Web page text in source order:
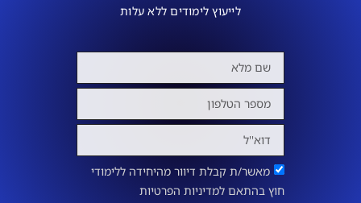
לייעוץ לימודים ללא עלות
מאשר/ת קבלת דיוור מהיחידה ללימודי
חוץ בהתאם למדיניות הפרטיות